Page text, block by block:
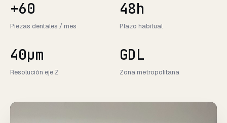
+60
Piezas dentales / mes
48h
Plazo habitual
40µm
Resolución eje Z
GDL
Zona metropolitana